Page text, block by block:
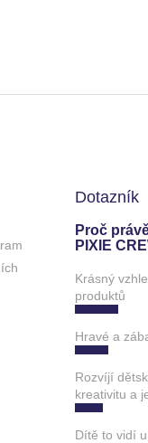
Dotazník
Proč
PIXIE
Krásný
produktů
Hravé a
Rozvíjí
kreativitu a
Dítě to vidí